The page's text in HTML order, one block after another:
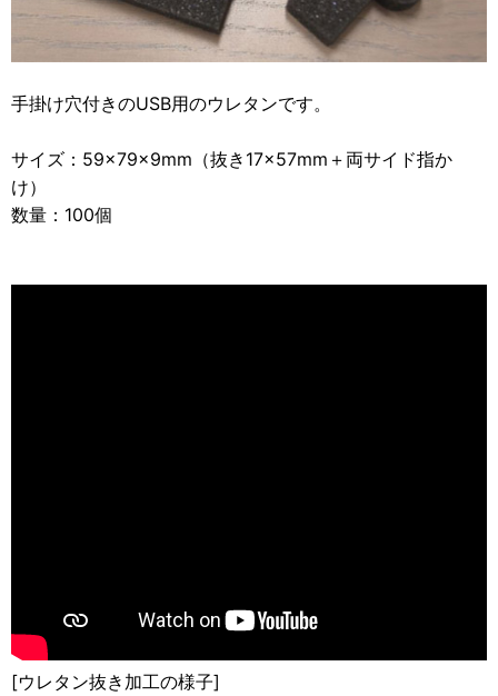
手掛け穴付きのUSB用のウレタンです。
サイズ：59×79×9mm（抜き17×57mm＋両サイド指か
け）
数量：100個
[ウレタン抜き加工の様子]
アニメ関連